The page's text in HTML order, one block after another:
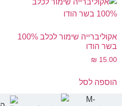
אקוליברייה שימור לכלב 100%
בשר הודו
₪ 15.00
הוספה לסל